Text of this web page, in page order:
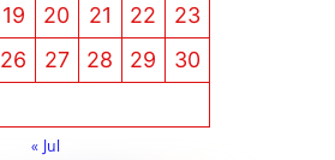
19 20 21 22
23
26 27 28 29
30
« Jul